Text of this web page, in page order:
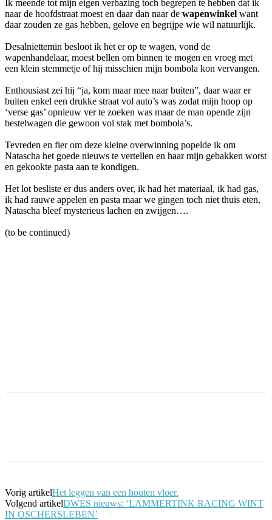
Ik meende tot mijn eigen verbazing toch begrepen te hebben dat ik
naar de hoofdstraat moest en daar dan naar de wapenwinkel want
daar zouden ze gas hebben, gelove en begrijpe wie wil natuurlijk.
Desalniettemin besloot ik het er op te wagen, vond de
wapenhandelaar, moest bellen om binnen te mogen en vroeg met
een klein stemmetje of hij misschien mijn bombola kon vervangen.
Enthousiast zei hij “ja, kom maar mee naar buiten”, daar waar er
buiten enkel een drukke straat vol auto’s was zodat mijn hoop op
‘verse gas’ opnieuw ver te zoeken was maar de man opende zijn
bestelwagen die gewoon vol stak met bombola’s.
Tevreden en fier om deze kleine overwinning popelde ik om
Natascha het goede nieuws te vertellen en haar mijn gebakken worst
en gekookte pasta aan te kondigen.
Het lot besliste er dus anders over, ik had het materiaal, ik had gas,
ik had rauwe appelen en pasta maar we gingen toch niet thuis eten,
Natascha bleef mysterieus lachen en zwijgen….
(to be continued)
Vorig artikelHet leggen van een houten vloer.
Volgend artikelDWES nieuws: ‘LAMMERTINK RACING WINT
IN OSCHERSLEBEN’